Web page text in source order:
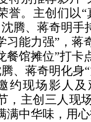
誉。主创们以
腾、蒋奇明手
习能力强”，
餐馆摊位”打
、蒋奇明化身
约现场影人
，主创三人现
满中华味，用